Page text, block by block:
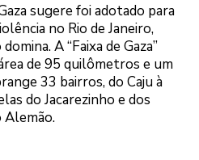
sugere foi adotado para
no Rio de Janeiro,
A “Faixa de Gaza”
de 95 quilômetros e um
33 bairros, do Caju à
do Jacarezinho e dos
Alemão.